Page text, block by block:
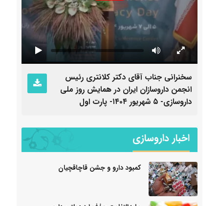
سخنرانی جناب آقای دکتر کلانتری رئیس
انجمن داروسازان ایران در همایش روز ملی
داروسازی- ۵ شهریور ۱۴۰۴- پارت اول
اخبار داروسازی
کمبود دارو و جشن قاچاقچیان